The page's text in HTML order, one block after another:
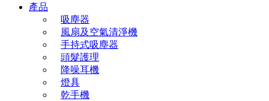
產品
吸塵器
風扇及空氣清淨機
手持式吸塵器
頭髮護理
降噪耳機
燈具
乾手機